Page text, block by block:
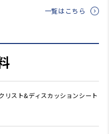
一覧はこちら
リスト&ディスカッションシート